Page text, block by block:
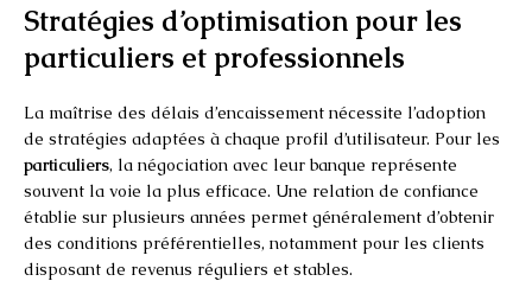
Stratégies d’optimisation pour les
particuliers et professionnels
La maîtrise des délais d’encaissement nécessite l’adoption
de stratégies adaptées à chaque profil d’utilisateur. Pour les
particuliers, la négociation avec leur banque représente
souvent la voie la plus efficace. Une relation de confiance
établie sur plusieurs années permet généralement d’obtenir
des conditions préférentielles, notamment pour les clients
disposant de revenus réguliers et stables.